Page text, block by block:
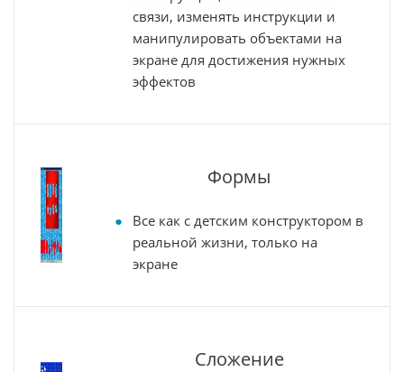
связи, изменять инструкции и
манипулировать объектами на
экране для достижения нужных
эффектов
Формы
Все как с детским конструктором в
реальной жизни, только на
экране
Сложение